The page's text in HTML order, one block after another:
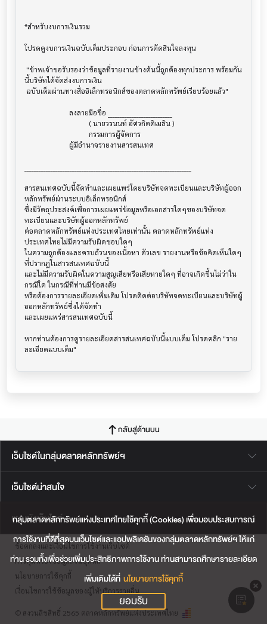
กลุ่มตลาดหลักทรัพย์แห่งประเทศไทยใช้คุกกี้ (Cookies) เพื่อมอบประสบการณ์
การใช้งานที่ดีที่สุดบนเว็บไซต์และแอปพลิเคชันของกลุ่มตลาดหลักทรัพย์ฯ ให้แก่
ท่าน รวมทั้งเพื่อช่วยเพิ่มประสิทธิภาพการใช้งาน ท่านสามารถศึกษารายละเอียด
เพิ่มเติมได้ที่ นโยบายการใช้คุกกี้
ยอมรับ
*สำหรับงบการเงินรวม
โปรดดูงบการเงินฉบับเต็มประกอบ ก่อนการตัดสินใจลงทุน
นี้บริษัทได้จัดส่งงบการเงิน
สารสนเทศฉบับนี้จัดทำและเผยแพร่โดยบริษัทจดทะเบียนและบริษัทผู้ออก
หลักทรัพย์ผ่านระบบอิเล็กทรอนิกส์
ซึ่งมีวัตถุประสงค์เพื่อการเผยแพร่ข้อมูลหรือเอกสารใดๆของบริษัทจด
ทะเบียนและบริษัทผู้ออกหลักทรัพย์
ต่อตลาดหลักทรัพย์แห่งประเทศไทยเท่านั้น ตลาดหลักทรัพย์แห่ง
ประเทศไทยไม่มีความรับผิดชอบใดๆ
ในความถูกต้องและครบถ้วนของเนื้อหา ตัวเลข รายงานหรือข้อคิดเห็นใดๆ
ที่ปรากฎในสารสนเทศฉบับนี้
และไม่มีความรับผิดในความสูญเสียหรือเสียหายใดๆ ที่อาจเกิดขึ้นไม่ว่าใน
กรณีใด ในกรณีที่ท่านมีข้อสงสัย
หรือต้องการรายละเอียดเพิ่มเติม โปรดติดต่อบริษัทจดทะเบียนและบริษัทผู้
ออกหลักทรัพย์ซึ่งได้จัดทำ
และเผยแพร่สารสนเทศฉบับนี้
หากท่านต้องการดูรายละเอียดสารสนเทศฉบับนี้แบบเต็ม โปรดคลิก "ราย
กลับสู่ด้านบน
เว็บไซต์ในกลุ่มตลาดหลักทรัพย์ฯ
เว็บไซต์น่าสนใจ
แผนผังเว็บไซต์
ข้อตกลงและเงื่อนไขการใช้งานเว็บไซต์
การคุ้มครองข้อมูลส่วนบุคคล
นโยบายการใช้คุกกี้
เงื่อนไขการใช้ข้อมูลของผู้ให้บริการรายอื่น
© สงวนลิขสิทธิ์ 2565 ตลาดหลักทรัพย์แห่งประเทศไทย